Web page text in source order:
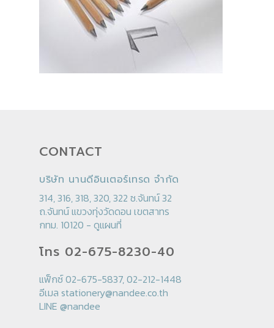
CONTACT
บริษัท นานดีอินเตอร์เทรด จำกัด
314, 316, 318, 320, 322 ซ.จันทน์ 32
ถ.จันทน์ แขวงทุ่งวัดดอน เขตสาทร
กทม. 10120 - ดูแผนที่
โทร 02-675-8230-40
แฟ็กซ์ 02-675-5837, 02-212-1448
อีเมล stationery@nandee.co.th
LINE @nandee